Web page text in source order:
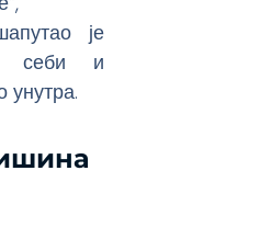
је
себи и
унутра.